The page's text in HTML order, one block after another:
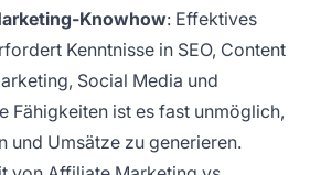
Knowhow: Effektives
Kenntnisse in SEO, Content
Social Media und
Fähigkeiten ist es fast unmöglich,
und Umsätze zu generieren.